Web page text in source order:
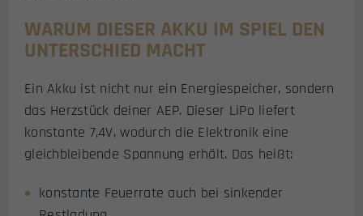
WARUM DIESER AKKU IM SPIEL DEN
UNTERSCHIED MACHT
Ein Akku ist nicht nur ein Energiespeicher, sondern
das Herzstück deiner AEP. Dieser LiPo liefert
konstante 7,4V, wodurch die Elektronik eine
gleichbleibende Spannung erhält. Das heißt:
konstante Feuerrate auch bei sinkender